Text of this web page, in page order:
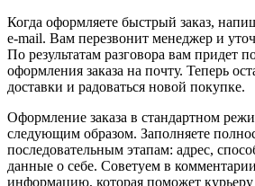
Когда оформляете быстрый заказ,
e-mail. Вам перезвонит менеджер и
По результатам разговора вам придет
оформления заказа на почту. Теперь
доставки и радоваться новой покупке.
Оформление заказа в стандартном
следующим образом. Заполняете
последовательным этапам: адрес,
данные о себе. Советуем в
информацию, которая поможет